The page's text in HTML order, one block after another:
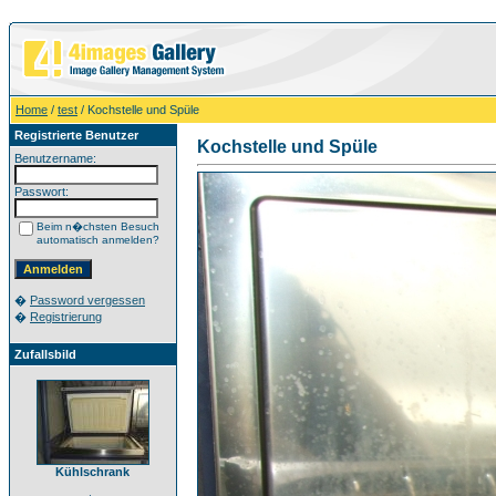
Home / test / Kochstelle und Spüle
Registrierte Benutzer
Benutzername:
Passwort:
Beim n�chsten Besuch
automatisch anmelden?
� Password vergessen
� Registrierung
Zufallsbild
Kühlschrank
Kochstelle und Spüle